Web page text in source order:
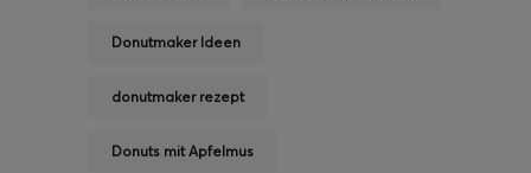
Donutmaker Ideen
donutmaker rezept
Donuts mit Apfelmus